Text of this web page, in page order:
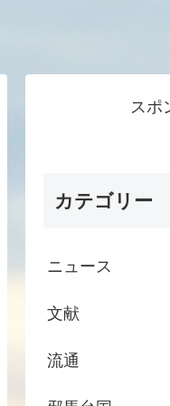
スポ
カテゴリー
ニュース
文献
流通